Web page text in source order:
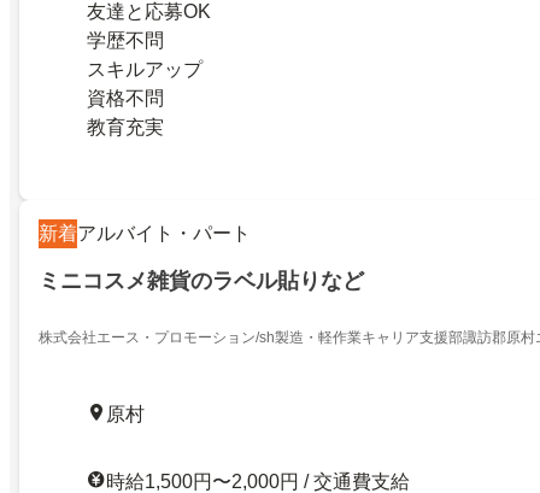
友達と応募OK
学歴不問
スキルアップ
資格不問
教育充実
新着アルバイト・パート
ミニコスメ雑貨のラベル貼りなど
株式会社エース・プロモーション/sh製造・軽作業キャリア支援部諏訪郡原村
原村
時給1,500円〜2,000円 / 交通費支給